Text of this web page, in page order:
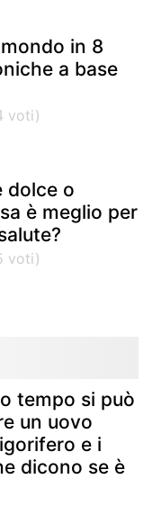
in 8
a base
dolce o
è meglio per
tempo si può
un uovo
e i
dicono se è